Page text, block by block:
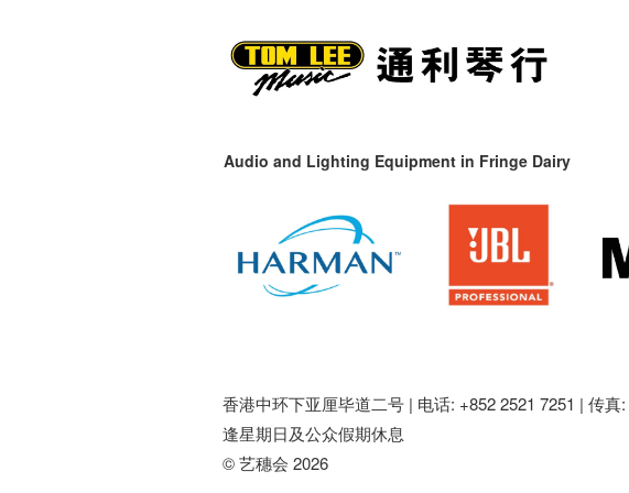
Audio and Lighting Equipment in Fringe Dairy
香港中环下亚厘毕道二号 | 电话: +852 2521 7251 | 传真
逢星期日及公众假期休息
© 艺穗会 2026